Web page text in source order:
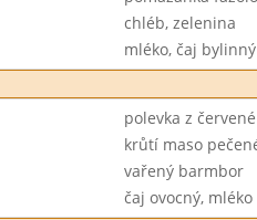
chléb, zelenina
mléko, čaj bylinný
polevka z
krůtí maso
vařený barmbor
čaj ovocný, mléko